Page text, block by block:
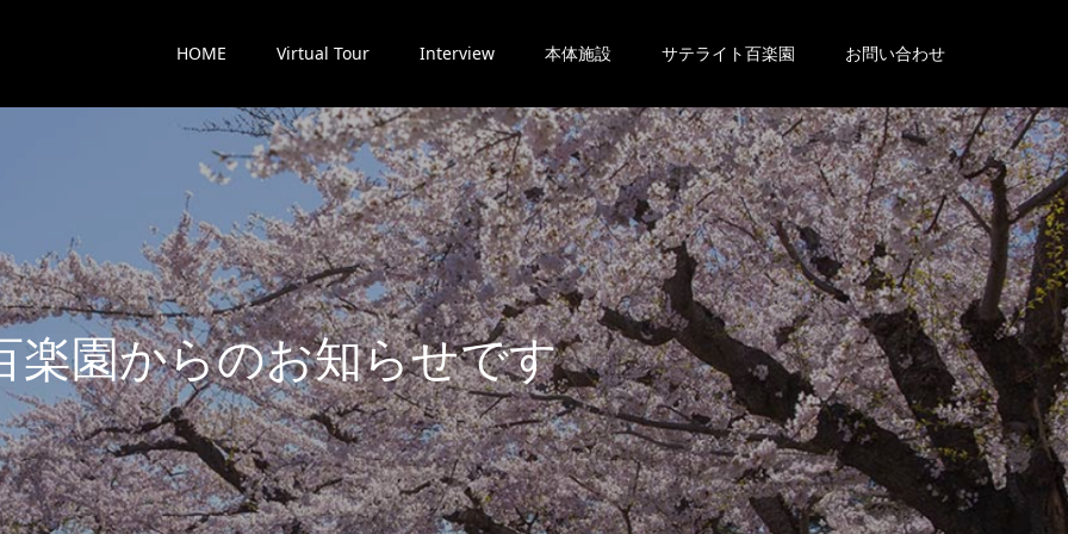
HOME Virtual Tour Interview 本体施設 サテライト百楽園 お問い合わせ
楽園からのお知らせです。
最